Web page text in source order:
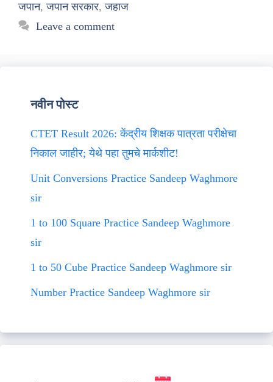
जपान,जपान सरकार,जहाज
Leave a comment
नवीन पोस्ट
CTET Result 2026: केंद्रीय शिक्षक पात्रता परीक्षेचा
निकाल जाहीर; येथे पहा तुमचे मार्कशीट!
Unit Conversions Practice Sandeep Waghmore
sir
1 to 100 Square Practice Sandeep Waghmore
sir
1 to 50 Cube Practice Sandeep Waghmore sir
Number Practice Sandeep Waghmore sir